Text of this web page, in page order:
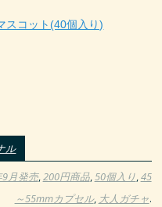
スコット(40個入り)
ル
月発売,200円商品,50個入り,45
～55mmカプセル, 大人ガチャ.